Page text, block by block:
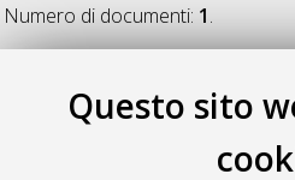
Questo sito
Numero di documenti: 1.
(2007)